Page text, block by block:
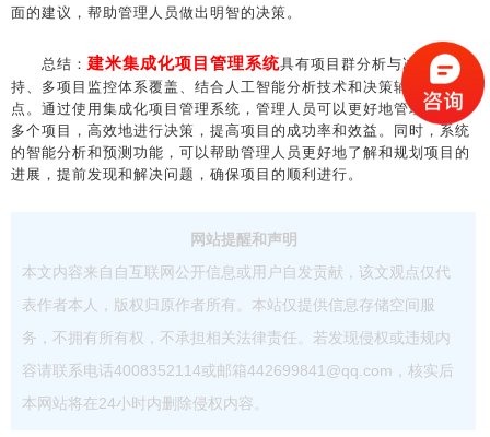
面的建议，帮助管理人员做出明智的决策。
总结： 建米集成化项目管理系统具有项目群分析与决策支
持、多项目监控体系覆盖、结合人工智能分析技术和决策辅助等特
点。通过使用集成化项目管理系统，管理人员可以更好地管理和控制
多个项目，高效地进行决策，提高项目的成功率和效益。同时，系统
的智能分析和预测功能，可以帮助管理人员更好地了解和规划项目的
进展，提前发现和解决问题，确保项目的顺利进行。
网站提醒和声明
本文内容来自自互联网公开信息或用户自发贡献，该文观点仅代
表作者本人，版权归原作者所有。本站仅提供信息存储空间服
务，不拥有所有权，不承担相关法律责任。若发现侵权或违规内
容请联系电话4008352114或邮箱442699841@qq.com，核实后
本网站将在24小时内删除侵权内容。